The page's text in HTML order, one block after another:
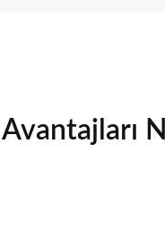
Avantajları